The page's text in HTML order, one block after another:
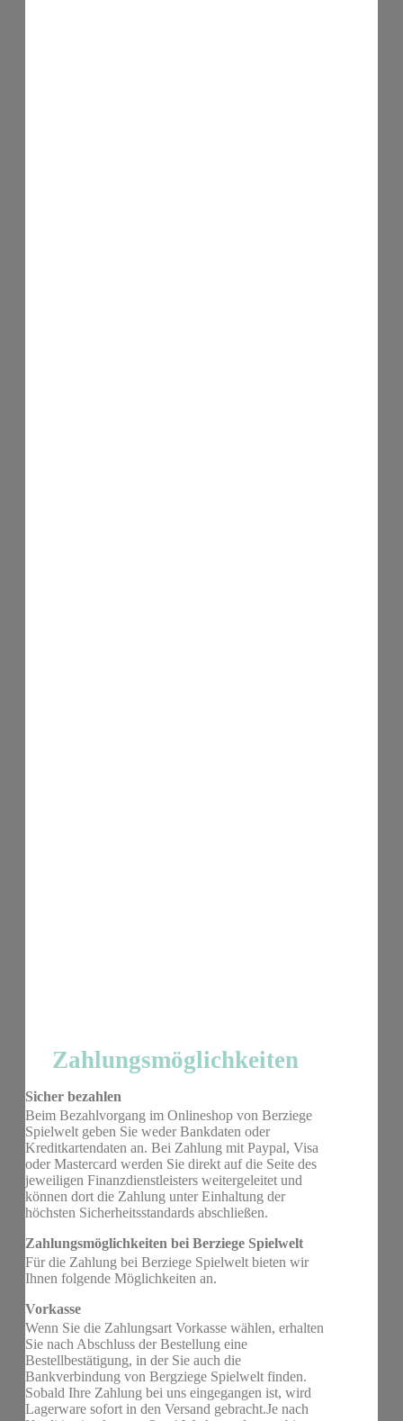
Zahlungsmöglichkeiten
Sicher bezahlen
Beim Bezahlvorgang im Onlineshop von Berziege
Spielwelt geben Sie weder Bankdaten oder
Kreditkartendaten an. Bei Zahlung mit Paypal, Visa
oder Mastercard werden Sie direkt auf die Seite des
jeweiligen Finanzdienstleisters weitergeleitet und
können dort die Zahlung unter Einhaltung der
höchsten Sicherheitsstandards abschließen.
Zahlungsmöglichkeiten bei Berziege Spielwelt
Für die Zahlung bei Berziege Spielwelt bieten wir
Ihnen folgende Möglichkeiten an.
Vorkasse
Wenn Sie die Zahlungsart Vorkasse wählen, erhalten
Sie nach Abschluss der Bestellung eine
Bestellbestätigung, in der Sie auch die
Bankverbindung von Bergziege Spielwelt finden.
Sobald Ihre Zahlung bei uns eingegangen ist, wird
Lagerware sofort in den Versand gebracht.Je nach